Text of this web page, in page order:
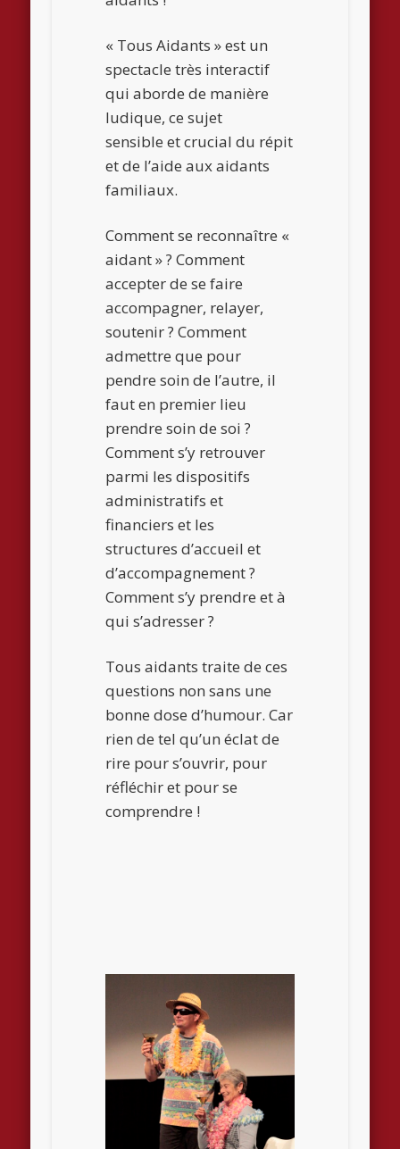
« Tous Aidants » est un
spectacle très interactif
qui aborde de manière
ludique, ce sujet
sensible et crucial du répit
et de l’aide aux aidants
familiaux.
Comment se reconnaître «
aidant » ? Comment
accepter de se faire
accompagner, relayer,
soutenir ? Comment
admettre que pour
pendre soin de l’autre, il
faut en premier lieu
prendre soin de soi ?
Comment s’y retrouver
parmi les dispositifs
administratifs et
financiers et les
structures d’accueil et
d’accompagnement ?
Comment s’y prendre et à
qui s’adresser ?
Tous aidants traite de ces
questions non sans une
bonne dose d’humour. Car
rien de tel qu’un éclat de
rire pour s’ouvrir, pour
réfléchir et pour se
comprendre !